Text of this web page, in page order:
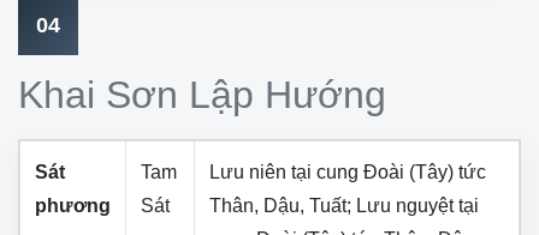
04
Khai Sơn Lập Hướng
Sát
phương
Tam
Sát
Lưu niên tại cung Đoài (Tây) tức
Thân, Dậu, Tuất; Lưu nguyệt tại